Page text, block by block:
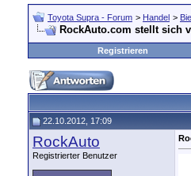
Toyota Supra - Forum > Handel >
RockAuto.com stellt sich
Registrieren
22.10.2012, 17:09
RockAuto
Registrierter Benutzer